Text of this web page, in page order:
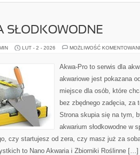
SŁODKOWODNE
LUT - 2 - 2026 MOŻLIWOŚĆ
Akwa-Pro to serwis dla
akwariowe jest pokazana
miejsce dla osób, które
bez zbędnego zadęcia, za
Strona skupia się na tym,
akwarium słodkowodne w
czy startujesz od zera, czy masz już za
to Nano Akwaria i Zbiorniki Roślinne […]